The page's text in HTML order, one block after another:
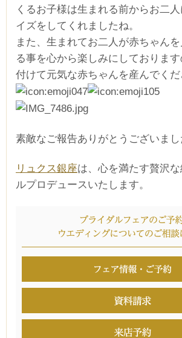
くるお子様は生まれる前からお二
イズをしてくれましたね。
また、生まれてお二人が赤ちゃん
る事を心から楽しみにしておりま
付けて元気な赤ちゃんを産んでく
素敵なご報告ありがとうございまし
リュクス銀座は、心を満たす贅沢
ルプロデュースいたします。